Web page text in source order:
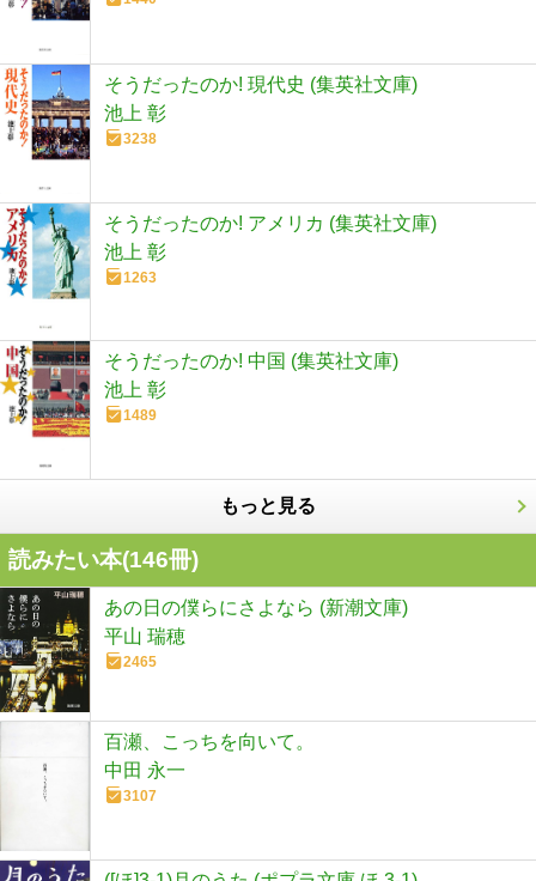
そうだったのか! 現代史 (集英社文庫)
池上 彰
3238
そうだったのか! アメリカ (集英社文庫)
池上 彰
1263
そうだったのか! 中国 (集英社文庫)
池上 彰
1489
もっと見る
読みたい本(146冊)
あの日の僕らにさよなら (新潮文庫)
平山 瑞穂
2465
百瀬、こっちを向いて。
中田 永一
3107